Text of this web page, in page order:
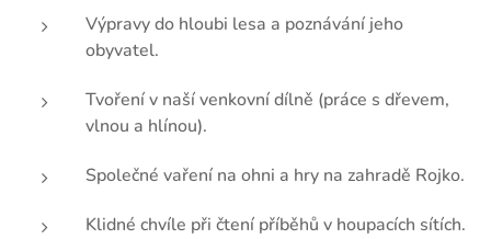
Výpravy do hloubi lesa a poznávání jeho
obyvatel.
Tvoření v naší venkovní dílně (práce s dřevem,
vlnou a hlínou).
Společné vaření na ohni a hry na zahradě Rojko.
Klidné chvíle při čtení příběhů v houpacích sítích.